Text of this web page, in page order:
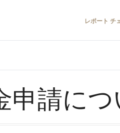
レポート チ
申請につ